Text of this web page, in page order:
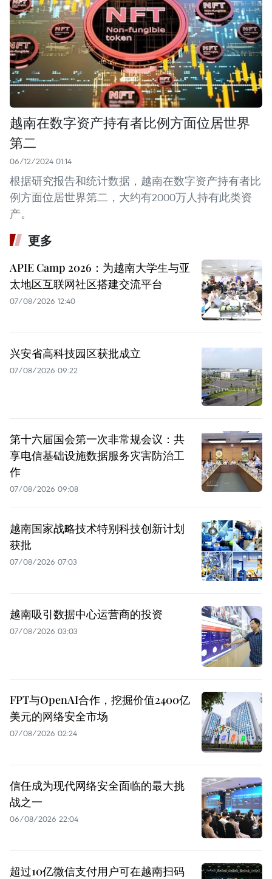
越南在数字资产持有者比例方面位居世界
第二
06/12/2024 01:14
根据研究报告和统计数据，越南在数字资产持有者比
例方面位居世界第二，大约有2000万人持有此类资
产。
更多
APIE Camp 2026：为越南大学生与亚
太地区互联网社区搭建交流平台
07/08/2026 12:40
兴安省高科技园区获批成立
07/08/2026 09:22
第十六届国会第一次非常规会议：共
享电信基础设施数据服务灾害防治工
作
07/08/2026 09:08
越南国家战略技术特别科技创新计划
获批
07/08/2026 07:03
越南吸引数据中心运营商的投资
07/08/2026 03:03
FPT与OpenAI合作，挖掘价值2400亿
美元的网络安全市场
07/08/2026 02:24
信任成为现代网络安全面临的最大挑
战之一
06/08/2026 22:04
超过10亿微信支付用户可在越南扫码